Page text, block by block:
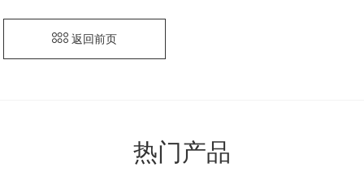
返回前页
热门产品